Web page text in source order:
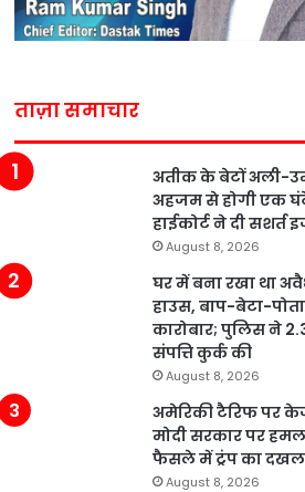
ताज़ा समाचार
अतीक के बेटों अली-
अहजम से होगी एक
हाईकोर्ट ने दी सशर्त
August 8, 2026
घर में बना रखा था
हाउस, बाप-बेटा-
कारोबार; पुलिस ने
संपत्ति कुर्क की
August 8, 2026
अमेरिकी टैरिफ पर
मोदी सरकार पर
फैसले में ट्रंप का दखल
August 8, 2026